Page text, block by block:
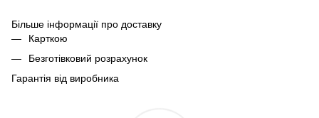
Більше інформації про доставку
Карткою
Безготівковий розрахунок
Гарантія від виробника